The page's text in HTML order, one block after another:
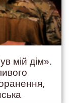
мій дім».